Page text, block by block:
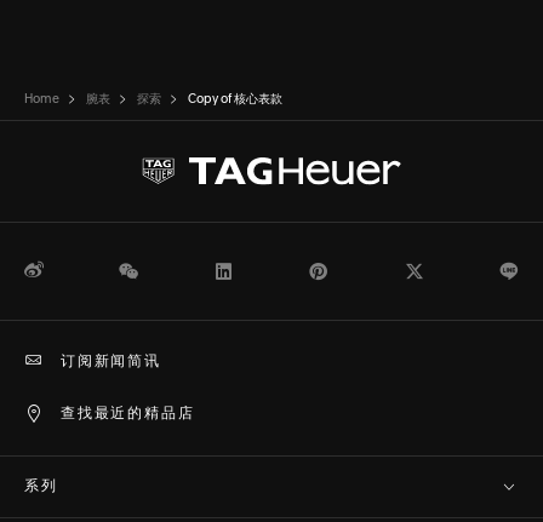
Home 腕表 探索 Copy of 核心表款
微博 WeChat Pinterest
查找最近的精品店
订阅新闻简讯
系列